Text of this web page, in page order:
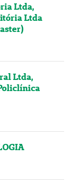
Ltda,
Ltda
Ltda,